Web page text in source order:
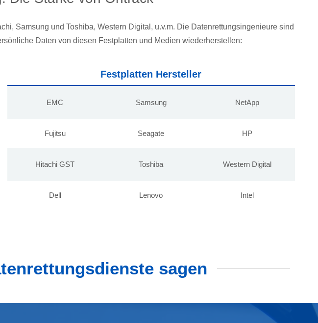
Samsung und Toshiba, Western Digital, u.v.m. Die Datenrettungsingenieure sind
Daten von diesen Festplatten und Medien wiederherstellen:
Festplatten Hersteller
EMC Samsung NetApp
Fujitsu Seagate HP
Hitachi GST Toshiba Western Digital
Dell Lenovo Intel
sagen